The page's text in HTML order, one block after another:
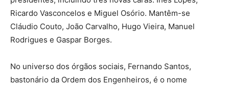
Ricardo Vasconcelos e Miguel Osório. Mantêm-se
Cláudio Couto, João Carvalho, Hugo Vieira, Manuel
Rodrigues e Gaspar Borges.
No universo dos órgãos sociais, Fernando Santos,
bastonário da Ordem dos Engenheiros, é o nome